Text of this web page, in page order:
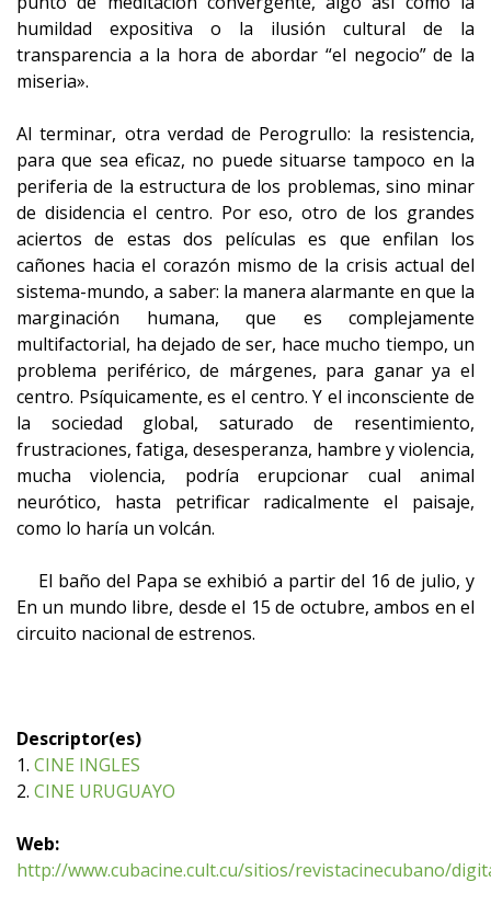
humildad expositiva o la ilusión cultural de la
transparencia a la hora de abordar “el negocio” de la
miseria».
Al terminar, otra verdad de Perogrullo: la resistencia,
para que sea eficaz, no puede situarse tampoco en la
periferia de la estructura de los problemas, sino minar
de disidencia el centro. Por eso, otro de los grandes
aciertos de estas dos películas es que enfilan los
cañones hacia el corazón mismo de la crisis actual del
sistema-mundo, a saber: la manera alarmante en que la
marginación humana, que es complejamente
multifactorial, ha dejado de ser, hace mucho tiempo, un
problema periférico, de márgenes, para ganar ya el
centro. Psíquicamente, es el centro. Y el inconsciente de
la sociedad global, saturado de resentimiento,
frustraciones, fatiga, desesperanza, hambre y violencia,
mucha violencia, podría erupcionar cual animal
neurótico, hasta petrificar radicalmente el paisaje,
como lo haría un volcán.
El baño del Papa se exhibió a partir del 16 de julio, y
En un mundo libre, desde el 15 de octubre, ambos en el
circuito nacional de estrenos.
Descriptor(es)
1. CINE INGLES
2. CINE URUGUAYO
Web:
http://www.cubacine.cult.cu/sitios/revistacinecubano/